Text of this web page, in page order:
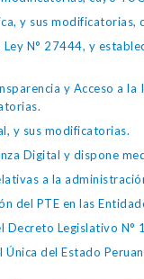
y sus
N° 27444, y
y Acceso a
y sus modificatorias.
Digital y dispone
a la
del PTE en las
Decreto Legislativo N°
del Estado